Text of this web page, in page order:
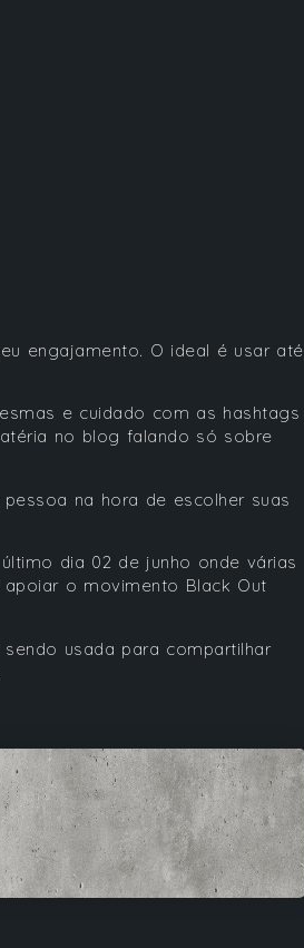
engajamento. O ideal é usar até
e cuidado com as hashtags
no blog falando só sobre
na hora de escolher suas
dia 02 de junho onde várias
o movimento Black Out
usada para compartilhar